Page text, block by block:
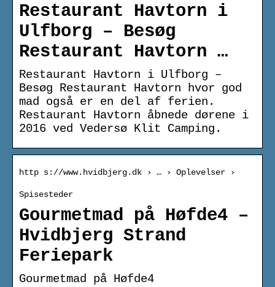
Restaurant Havtorn i
Ulfborg – Besøg
Restaurant Havtorn …
Restaurant Havtorn i Ulfborg –
Besøg Restaurant Havtorn hvor god
mad også er en del af ferien.
Restaurant Havtorn åbnede dørene i
2016 ved Vedersø Klit Camping.
http s://www.hvidbjerg.dk › … › Oplevelser ›
Spisesteder
Gourmetmad på Høfde4 –
Hvidbjerg Strand
Feriepark
Gourmetmad på Høfde4